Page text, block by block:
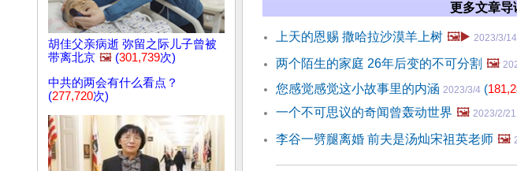
胡佳父亲病逝 弥留之际儿子曾被
带离北京 🖼️ (301,739次)
中共的两会有什么看点？
(277,720次)
更多文章导
上天的恩赐 撒哈拉沙漠羊上树 🖼️▶️ 2023/3/14
两个陌生的家庭 26年后变的不可分割 🖼️
您感觉感觉这小故事里的内涵 2023/3/4 (
一个不可思议的奇闻曾轰动世界 🖼️ 2023/2/21
李谷一劈腿离婚 前夫是汤灿宋祖英老师 🖼️